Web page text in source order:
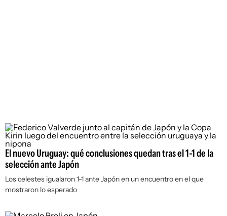
El nuevo Uruguay: qué conclusiones quedan tras el 1-1 de la
selección ante Japón
Los celestes igualaron 1-1 ante Japón en un encuentro en el que
mostraron lo esperado